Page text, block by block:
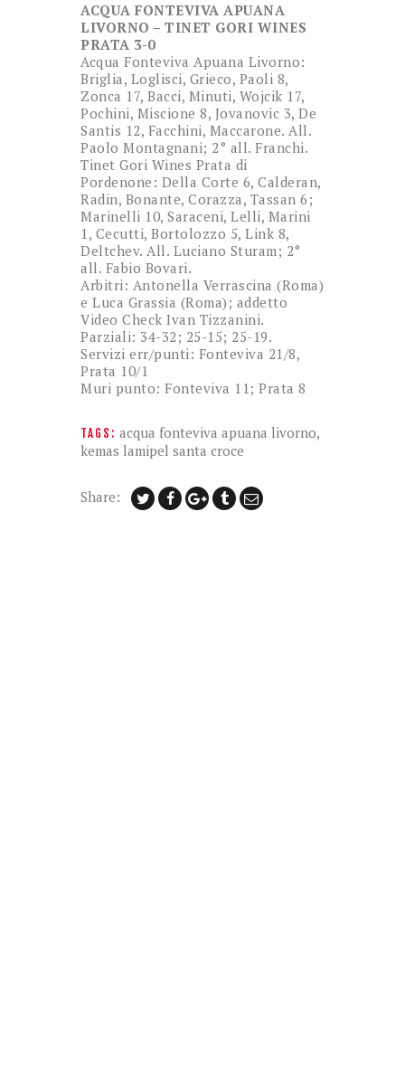
ACQUA FONTEVIVA APUANA
LIVORNO – TINET GORI WINES
PRATA 3-0
Acqua Fonteviva Apuana Livorno:
Briglia, Loglisci, Grieco, Paoli 8,
Zonca 17, Bacci, Minuti, Wojcik 17,
Pochini, Miscione 8, Jovanovic 3, De
Santis 12, Facchini, Maccarone. All.
Paolo Montagnani; 2° all. Franchi.
Tinet Gori Wines Prata di
Pordenone: Della Corte 6, Calderan,
Radin, Bonante, Corazza, Tassan 6;
Marinelli 10, Saraceni, Lelli, Marini
1, Cecutti, Bortolozzo 5, Link 8,
Deltchev. All. Luciano Sturam; 2°
all. Fabio Bovari.
Arbitri: Antonella Verrascina (Roma)
e Luca Grassia (Roma); addetto
Video Check Ivan Tizzanini.
Parziali: 34-32; 25-15; 25-19.
Servizi err/punti: Fonteviva 21/8,
Prata 10/1
Muri punto: Fonteviva 11; Prata 8
TAGS: acqua fonteviva apuana livorno,
kemas lamipel santa croce
Share: